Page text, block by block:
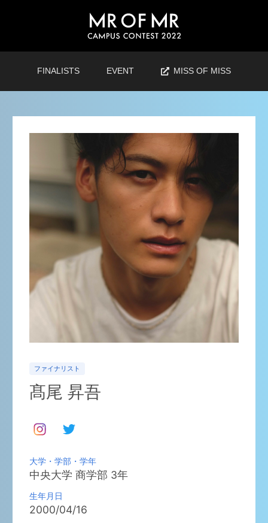
FINALISTS EVENT MISS OF MISS
ファイナリスト
髙尾 昇吾
大学・学部・学年
中央大学 商学部 3年
生年月日
2000/04/16